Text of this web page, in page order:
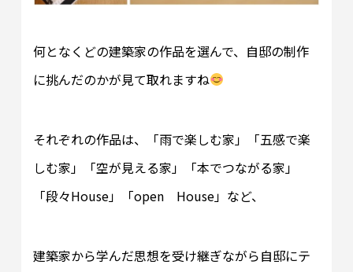
何となくどの建築家の作品を選んで、自邸の制作
に挑んだのかが見て取れますね
それぞれの作品は、「雨で楽しむ家」「五感で楽
しむ家」「空が見える家」「本でつながる家」
「段々House」「open House」など、
建築家から学んだ思想を受け継ぎながら自邸にテ